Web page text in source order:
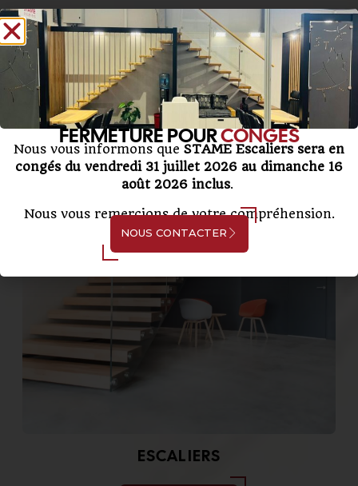
STAME ESCALIERS
DÉCOUVREZ NOSPRODUITS
ESCALIERS
FERMETURE POURCONGÉS
Nous vous informons que STAME Escaliers sera en
congés du vendredi 31 juillet 2026 au dimanche 16
août 2026 inclus.
Nous vous remercions de votre compréhension.
NOUS CONTACTER